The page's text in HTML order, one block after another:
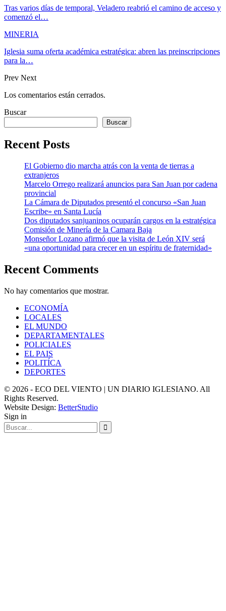
Tras varios días de temporal, Veladero reabrió el camino de acceso y
comenzó el…
MINERIA
Iglesia suma oferta académica estratégica: abren las preinscripciones
para la…
Prev Next
Los comentarios están cerrados.
Buscar
Buscar
Recent Posts
El Gobierno dio marcha atrás con la venta de tierras a
extranjeros
Marcelo Orrego realizará anuncios para San Juan por cadena
provincial
La Cámara de Diputados presentó el concurso «San Juan
Escribe» en Santa Lucía
Dos diputados sanjuaninos ocuparán cargos en la estratégica
Comisión de Minería de la Camara Baja
Monseñor Lozano afirmó que la visita de León XIV será
«una oportunidad para crecer en un espíritu de fraternidad»
Recent Comments
No hay comentarios que mostrar.
ECONOMÍA
LOCALES
EL MUNDO
DEPARTAMENTALES
POLICIALES
EL PAIS
POLITÍCA
DEPORTES
© 2026 - ECO DEL VIENTO | UN DIARIO IGLESIANO. All
Rights Reserved.
Website Design: BetterStudio
Sign in